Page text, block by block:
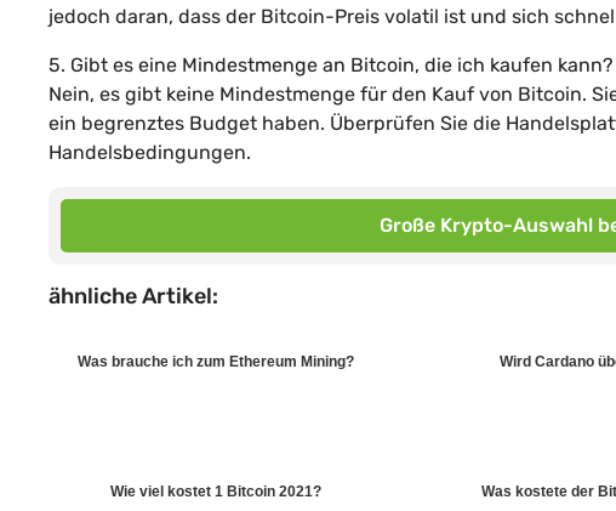
jedoch daran, dass der Bitcoin-Preis volatil ist und sich
5. Gibt es eine Mindestmenge an Bitcoin, die ich kaufen kann?
Nein, es gibt keine Mindestmenge für den Kauf von Bitcoin.
ein begrenztes Budget haben. Überprüfen Sie die
Handelsbedingungen.
Große Krypto-Auswahl
ähnliche Artikel:
Was brauche ich zum Ethereum Mining? Wird Cardano
Wie viel kostet 1 Bitcoin 2021? Was kostete der